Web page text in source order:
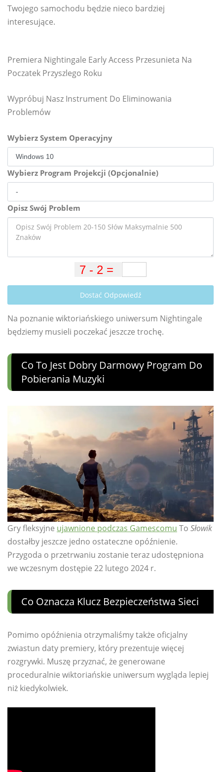
Twojego samochodu będzie nieco bardziej
interesujące.
Premiera Nightingale Early Access Przesunieta Na
Poczatek Przyszlego Roku
Wypróbuj Nasz Instrument Do Eliminowania
Problemów
Wybierz System Operacyjny
Wybierz Program Projekcji (Opcjonalnie)
Opisz Swój Problem
Dostać Odpowiedź
Na poznanie wiktoriańskiego uniwersum Nightingale
będziemy musieli poczekać jeszcze trochę.
Co To Jest Dobry Darmowy Program Do
Pobierania Muzyki
Gry fleksyjne ujawnione podczas Gamescomu To Słowik
dostałby jeszcze jedno ostateczne opóźnienie.
Przygoda o przetrwaniu zostanie teraz udostępniona
we wczesnym dostępie 22 lutego 2024 r.
Co Oznacza Klucz Bezpieczeństwa Sieci
Pomimo opóźnienia otrzymaliśmy także oficjalny
zwiastun daty premiery, który prezentuje więcej
rozgrywki. Muszę przyznać, że generowane
proceduralnie wiktoriańskie uniwersum wygląda lepiej
niż kiedykolwiek.